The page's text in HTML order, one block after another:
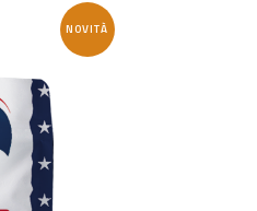
NOVITÀ